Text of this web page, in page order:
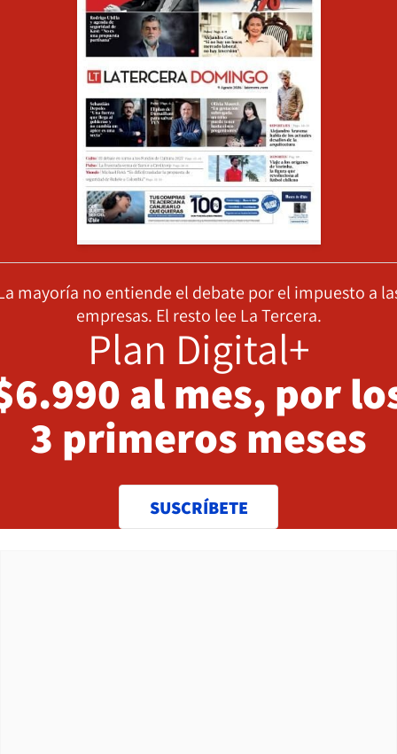
mayoría no entiende el debate por el impuesto a
empresas. El resto lee La Tercera.
Plan Digital+
al mes, por
3 primeros meses
SUSCRÍBETE